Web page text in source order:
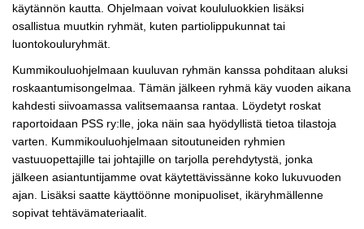
käytännön kautta. Ohjelmaan voivat koululuokkien lisäksi
osallistua muutkin ryhmät, kuten partiolippukunnat tai
luontokouluryhmät.
Kummikouluohjelmaan kuuluvan ryhmän kanssa pohditaan aluksi
roskaantumisongelmaa. Tämän jälkeen ryhmä käy vuoden aikana
kahdesti siivoamassa valitsemaansa rantaa. Löydetyt roskat
raportoidaan PSS ry:lle, joka näin saa hyödyllistä tietoa tilastoja
varten. Kummikouluohjelmaan sitoutuneiden ryhmien
vastuuopettajille tai johtajille on tarjolla perehdytystä, jonka
jälkeen asiantuntijamme ovat käytettävissänne koko lukuvuoden
ajan. Lisäksi saatte käyttöönne monipuoliset, ikäryhmällenne
sopivat tehtävämateriaalit.